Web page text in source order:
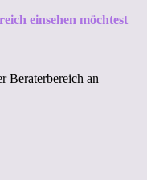
einsehen möchtest
Beraterbereich an